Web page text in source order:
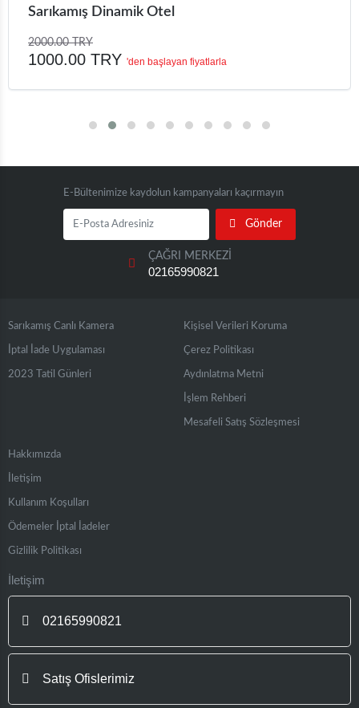
Sarıkamış Dinamik Otel
2000.00 TRY
1000.00 TRY 'den başlayan fiyatlarla
E-Bültenimize kaydolun kampanyaları kaçırmayın
Gönder
ÇAĞRI MERKEZİ
02165990821
Sarıkamış Canlı Kamera
İptal İade Uygulaması
2023 Tatil Günleri
Kişisel Verileri Koruma
Çerez Politikası
Aydınlatma Metni
İşlem Rehberi
Mesafeli Satış Sözleşmesi
Hakkımızda
İletişim
Kullanım Koşulları
Ödemeler İptal İadeler
Gizlilik Politikası
İletişim
02165990821
Satış Ofislerimiz